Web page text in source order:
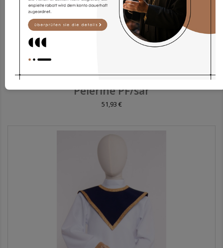
Pelerine PF/sar
51,93 €